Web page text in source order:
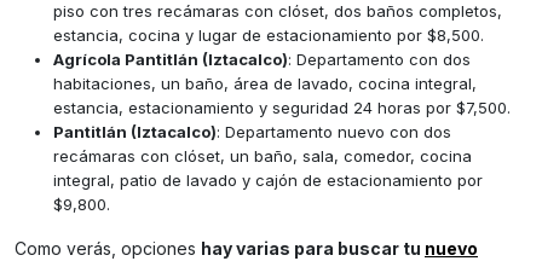
piso con tres recámaras con clóset, dos baños completos,
estancia, cocina y lugar de estacionamiento por $8,500.
Agrícola Pantitlán (Iztacalco): Departamento con dos
habitaciones, un baño, área de lavado, cocina integral,
estancia, estacionamiento y seguridad 24 horas por $7,500.
Pantitlán (Iztacalco): Departamento nuevo con dos
recámaras con clóset, un baño, sala, comedor, cocina
integral, patio de lavado y cajón de estacionamiento por
$9,800.
Como verás, opciones hay varias para buscar tu nuevo